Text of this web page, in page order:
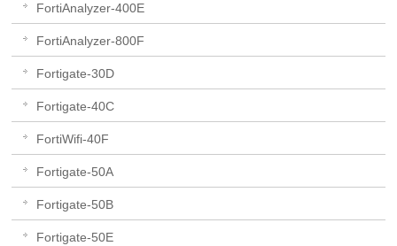
FortiAnalyzer-400E
FortiAnalyzer-800F
Fortigate-30D
Fortigate-40C
FortiWifi-40F
Fortigate-50A
Fortigate-50B
Fortigate-50E